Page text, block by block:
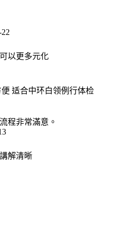
以更多元化
适合中环白领例行体检
程非常滿意。
解清晰